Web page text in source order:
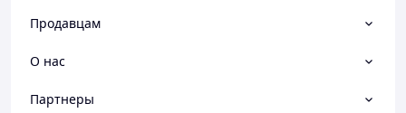
Продавцам
О нас
Партнеры